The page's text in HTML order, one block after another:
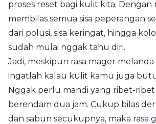
proses reset bagi kulit kita. Dengan
membilas semua sisa peperangan
dari polusi, sisa keringat, hingga
sudah mulai nggak tahu diri.
Jadi, meskipun rasa mager
ingatlah kalau kulit kamu juga
Nggak perlu mandi yang ribet-ribet
berendam dua jam. Cukup bilas
dan sabun secukupnya, maka rasa